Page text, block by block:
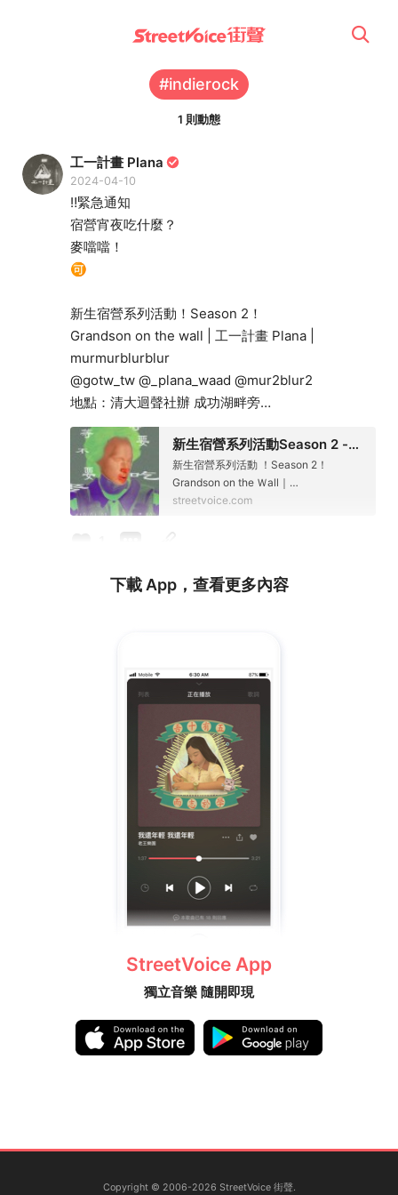
#indierock
1 則動態
工一計畫 Plana
2024-04-10
‼️緊急通知
宿營宵夜吃什麼？
麥噹噹！
🉑
新生宿營系列活動！Season 2！
Grandson on the wall | 工一計畫 Plana |
murmurblurblur
@gotw_tw @_plana_waad @mur2blur2
地點：清大迴聲社辦 成功湖畔旁
日期：2024/04/20（Sat.)
*18:30入場
*19:00開演
活動免門票，敬請提早入場
#plana#postrock
新生宿營系列活動Season 2 -
等等要不要吃麥當勞
新生宿營系列活動 ！Season 2！
Grandson on the Ｗall｜
murmurblurblur｜工一計劃地點：清大
2024/04/20*18:30入場*19:
streetvoice.com
下載 App，查看更多內容
StreetVoice App
獨立音樂 隨開即現
Copyright © 2006-2026 StreetVoice 街聲.